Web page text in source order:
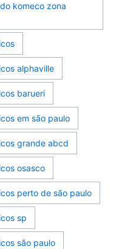
komeco zona
alphaville
barueri
em são paulo
grande abcd
osasco
perto de são paulo
sp
são paulo